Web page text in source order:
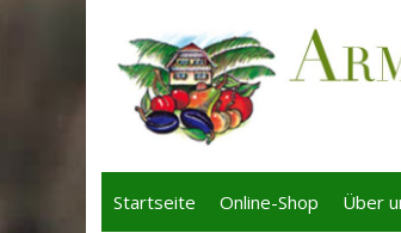
Startseite Online-Shop Über